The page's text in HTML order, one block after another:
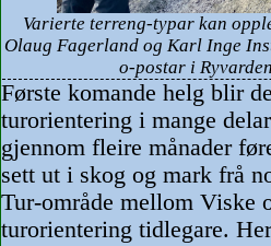
Varierte terreng-typar kan
Olaug Fagerland og Karl Inge
o-postar i
Første komande helg blir
turorientering i mange
gjennom fleire månader
sett ut i skog og mark frå
Tur-område mellom Viske
turorientering tidlegare.